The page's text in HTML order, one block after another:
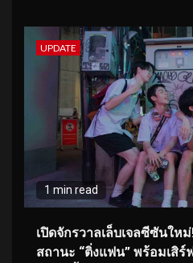
UPDATE
1 min read
เปิดจักรวาลเล็บเจลซีซันใหม่
สถานะ “ติ่งแฟน” พร้อมเสิ